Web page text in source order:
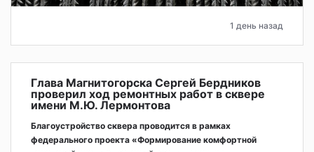
1 день назад
Глава Магнитогорска Сергей Бердников
проверил ход ремонтных работ в сквере
имени М.Ю. Лермонтова
Благоустройство сквера проводится в рамках
федерального проекта «Формирование комфортной